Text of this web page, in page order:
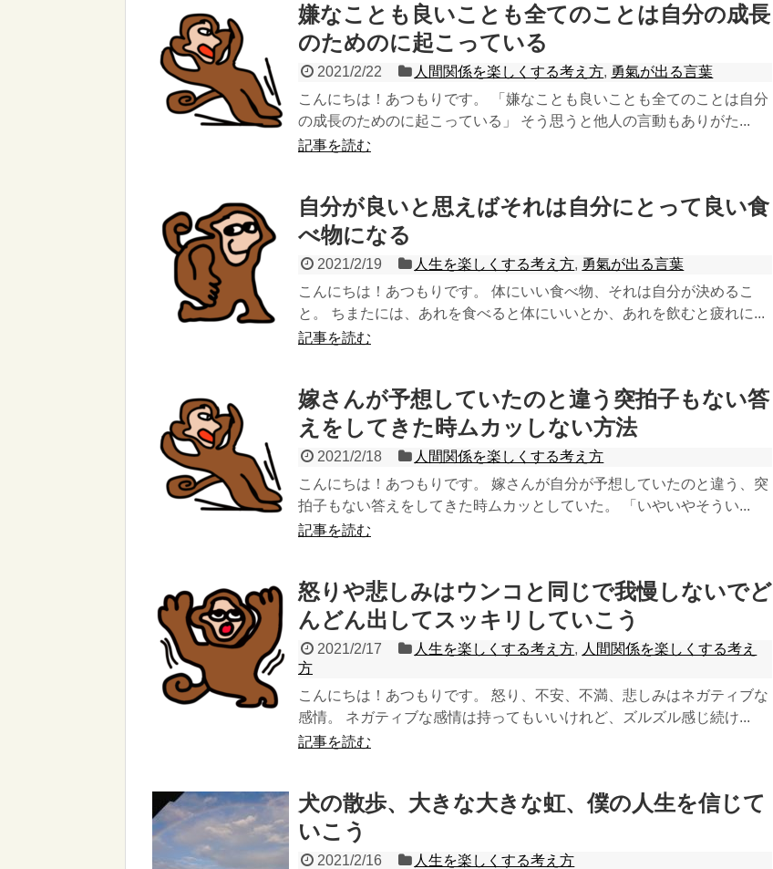
嫌なことも良いことも全てのことは自分の成長
のためのに起こっている
2021/2/22 人間関係を楽しくする考え方, 勇氣が出る言葉
こんにちは！あつもりです。 「嫌なことも良いことも全てのことは自分
の成長のためのに起こっている」 そう思うと他人の言動もありがた...
記事を読む
自分が良いと思えばそれは自分にとって良い食
べ物になる
2021/2/19 人生を楽しくする考え方, 勇氣が出る言葉
こんにちは！あつもりです。 体にいい食べ物、それは自分が決めるこ
と。 ちまたには、あれを食べると体にいいとか、あれを飲むと疲れに...
記事を読む
嫁さんが予想していたのと違う突拍子もない答
えをしてきた時ムカッしない方法
2021/2/18
人間関係を楽しくする考え方
こんにちは！あつもりです。 嫁さんが自分が予想していたのと違う、突
拍子もない答えをしてきた時ムカッとしていた。 「いやいやそうい...
記事を読む
怒りや悲しみはウンコと同じで我慢しないでど
んどん出してスッキリしていこう
2021/2/17 人生を楽しくする考え方, 人間関係を楽しくする考え
方
こんにちは！あつもりです。 怒り、不安、不満、悲しみはネガティブな
感情。 ネガティブな感情は持ってもいいけれど、ズルズル感じ続け...
記事を読む
犬の散歩、大きな大きな虹、僕の人生を信じて
いこう
2021/2/16
人生を楽しくする考え方